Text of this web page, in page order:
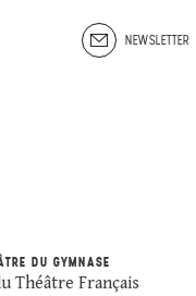
NEWSLETTER
DU GYMNASE
Théâtre Français